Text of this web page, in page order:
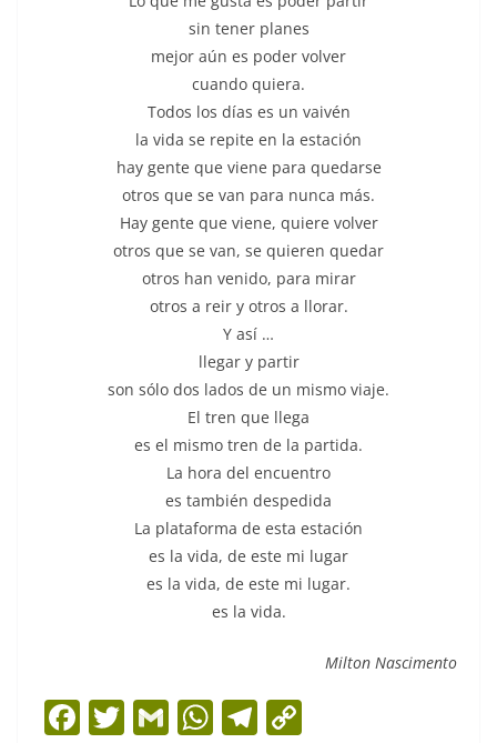
sin tener planes
mejor aún es poder volver
cuando quiera.
Todos los días es un vaivén
la vida se repite en la estación
hay gente que viene para quedarse
otros que se van para nunca más.
Hay gente que viene, quiere volver
otros que se van, se quieren quedar
otros han venido, para mirar
otros a reir y otros a llorar.
Y así …
llegar y partir
son sólo dos lados de un mismo viaje.
El tren que llega
es el mismo tren de la partida.
La hora del encuentro
es también despedida
La plataforma de esta estación
es la vida, de este mi lugar
es la vida, de este mi lugar.
es la vida.
Milton Nascimento
F T G W T